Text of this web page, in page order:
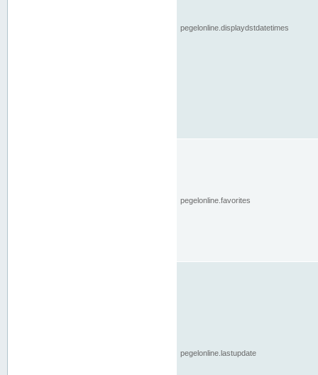
pegelonline.displaydstdatetimes
pegelonline.favorites
pegelonline.lastupdate